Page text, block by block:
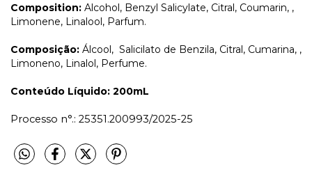
Composition: Alcohol, Benzyl Salicylate, Citral, Coumarin, ,
Limonene, Linalool, Parfum.
Composição: Álcool, Salicilato de Benzila, Citral, Cumarina, ,
Limoneno, Linalol, Perfume.
Conteúdo Líquido: 200mL
Processo n°.: 25351.200993/2025-25